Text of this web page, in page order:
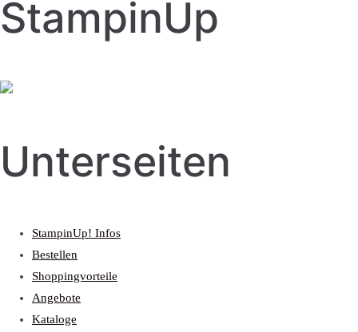
StampinUp
Unterseiten
StampinUp! Infos
Bestellen
Shoppingvorteile
Angebote
Kataloge